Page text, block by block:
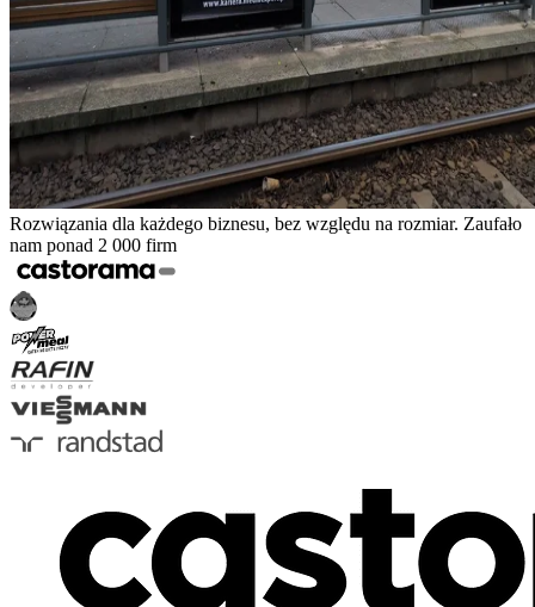
Rozwiązania dla każdego biznesu, bez względu na rozmiar. Zaufało
nam ponad 2 000 firm